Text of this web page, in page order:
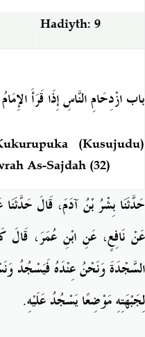
Hadiyth: 9
باب ازْدِحَامِ النَّاسِ إِذَا قَرَأَ
(Kusujudu)
As-Sajdah (32)
حَدَّثَنَا بِشْرُ بْنُ آدَمَ، قَالَ حَدَّثَنَا
عَنْ نَافِعٍ، عَنِ ابْنِ عُمَرَ، قَالَ
السَّجْدَةَ وَنَحْنُ عِنْدَهُ فَيَسْجُدُ
لِجَبْهَتِهِ مَوْضِعًا يَسْجُدُ عَلَيْهِ‏.‏